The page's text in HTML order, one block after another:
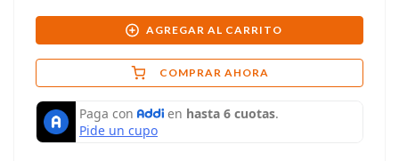
AGREGAR AL CARRITO
COMPRAR AHORA